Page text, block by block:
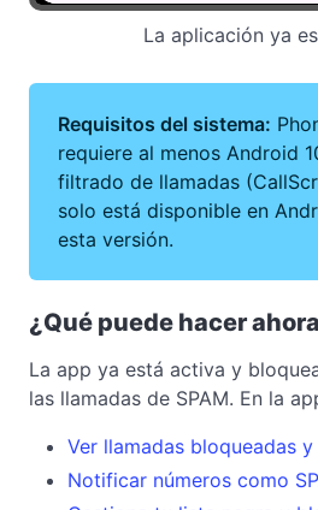
La aplicación ya
Requisitos del sistema:
requiere al menos Android
filtrado de llamadas
solo está disponible en
esta versión.
¿Qué puede hacer
La app ya está activa y
las llamadas de SPAM. En la
Ver llamadas bloqueadas
Notificar números como